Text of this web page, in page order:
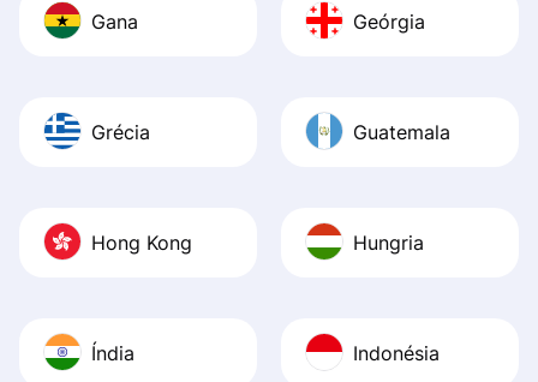
Gana Geórgia
Grécia Guatemala
Hong Kong Hungria
Índia Indonésia